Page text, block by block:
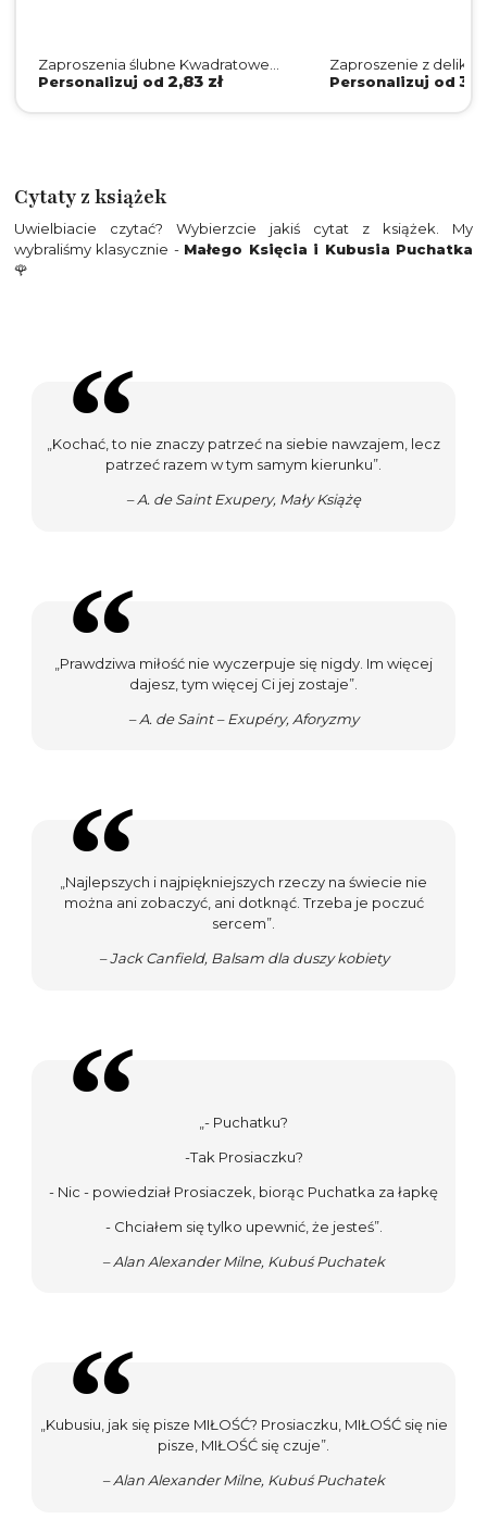
Zaproszenia ślubne Kwadratowe
Składane Botanic Gold - Motyw 1
Personalizuj od 2,83 zł
Zaproszenie z
kwiatowym oraz
Personalizuj od
Cytaty z książek
Uwielbiacie czytać? Wybierzcie jakiś cytat z książek. My
wybraliśmy klasycznie - Małego Księcia i Kubusia Puchatka
🌹
„Kochać, to nie znaczy patrzeć na siebie nawzajem, lecz
patrzeć razem w tym samym kierunku”.
– A. de Saint Exupery, Mały Książę
„Prawdziwa miłość nie wyczerpuje się nigdy. Im więcej
dajesz, tym więcej Ci jej zostaje”.
– A. de Saint – Exupéry, Aforyzmy
„Najlepszych i najpiękniejszych rzeczy na świecie nie
można ani zobaczyć, ani dotknąć. Trzeba je poczuć
sercem”.
– Jack Canfield, Balsam dla duszy kobiety
„- Puchatku?
-Tak Prosiaczku?
- Nic - powiedział Prosiaczek, biorąc Puchatka za łapkę
- Chciałem się tylko upewnić, że jesteś”.
– Alan Alexander Milne, Kubuś Puchatek
„Kubusiu, jak się pisze MIŁOŚĆ? Prosiaczku, MIŁOŚĆ się nie
pisze, MIŁOŚĆ się czuje”.
– Alan Alexander Milne, Kubuś Puchatek